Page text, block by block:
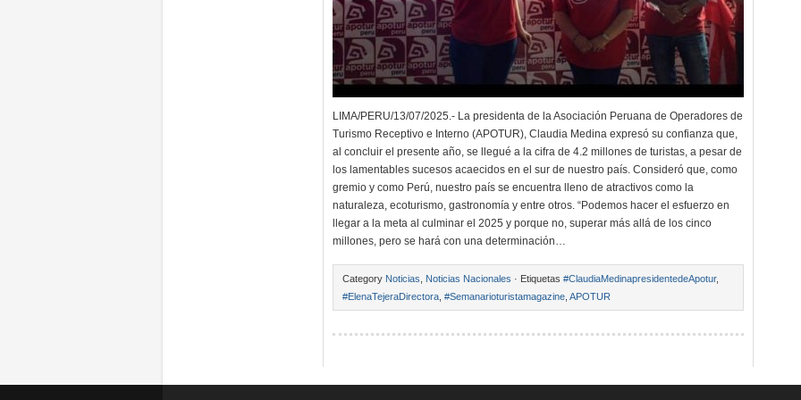
LIMA/PERU/13/07/2025.- La presidenta de la Asociación Peruana de Operadores de
Turismo Receptivo e Interno (APOTUR), Claudia Medina expresó su confianza que,
al concluir el presente año, se llegué a la cifra de 4.2 millones de turistas, a pesar de
los lamentables sucesos acaecidos en el sur de nuestro país. Consideró que, como
gremio y como Perú, nuestro país se encuentra lleno de atractivos como la
naturaleza, ecoturismo, gastronomía y entre otros. “Podemos hacer el esfuerzo en
llegar a la meta al culminar el 2025 y porque no, superar más allá de los cinco
millones, pero se hará con una determinación…
Category Noticias Noticias Nacionales · Etiquetas #ClaudiaMedinapresidentedeApotur,
#ElenaTejeraDirectora #Semanarioturistamagazine APOTUR